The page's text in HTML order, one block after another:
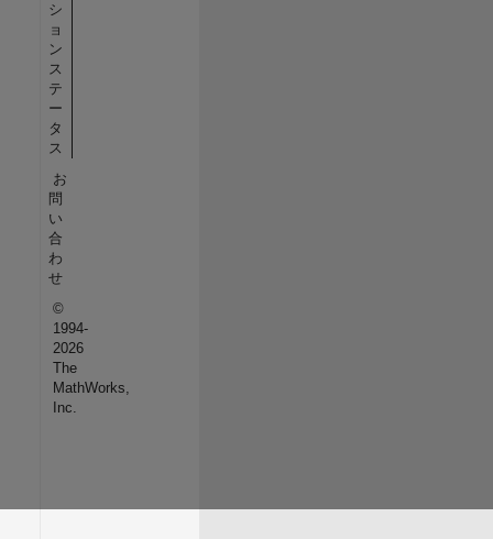
シ
ョ
ン
ス
テ
ー
タ
ス
お
問
い
合
わ
せ
©
1994-
2026
The
MathWorks,
Inc.